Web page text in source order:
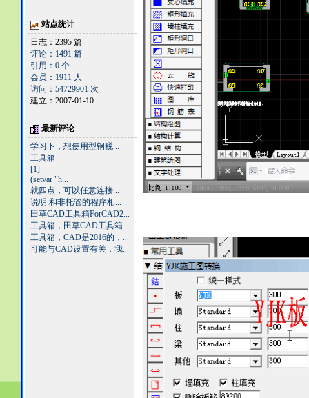
站点统计
日志：2395 篇
评论：1491 篇
引用：0 个
会员：1911 人
访问：54729901 次
建立：2007-01-10
最新评论
学习下，想使用型钢税...
工具箱
[1]
(setvar "h...
就四点，可以任意连接...
说明:和非托管的程序相...
田草CAD工具箱ForCAD2...
工具箱，田草CAD工具箱...
工具箱，CAD是2016的，...
可能与CAD设置有关，我...